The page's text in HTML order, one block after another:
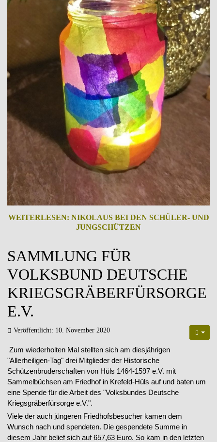
WEITERLESEN: NIKOLAUS BEI DEN SCHÜLER- UND
JUNGSCHÜTZEN
SAMMLUNG FÜR
VOLKSBUND DEUTSCHE
KRIEGSGRÄBERFÜRSORGE
E.V.
Veröffentlicht: 10. November 2020
Zum wiederholten Mal stellten sich am diesjährigen
"Allerheiligen-Tag" drei Mitglieder der Historische
Schützenbruderschaften von Hüls 1464-1597 e.V. mit
Sammelbüchsen am Friedhof in Krefeld-Hüls auf und baten um
eine Spende für die Arbeit des "Volksbundes Deutsche
Kriegsgräberfürsorge e.V.".
Viele der auch jüngeren Friedhofsbesucher kamen dem
Wunsch nach und spendeten. Die gespendete Summe in
diesem Jahr belief sich auf 657,63 Euro. So kam in den letzten